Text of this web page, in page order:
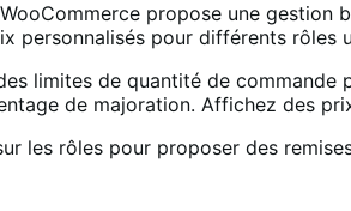
propose une
personnalisés pour différents rôles
limites de quantité de
de majoration. Affichez des
les rôles pour proposer des